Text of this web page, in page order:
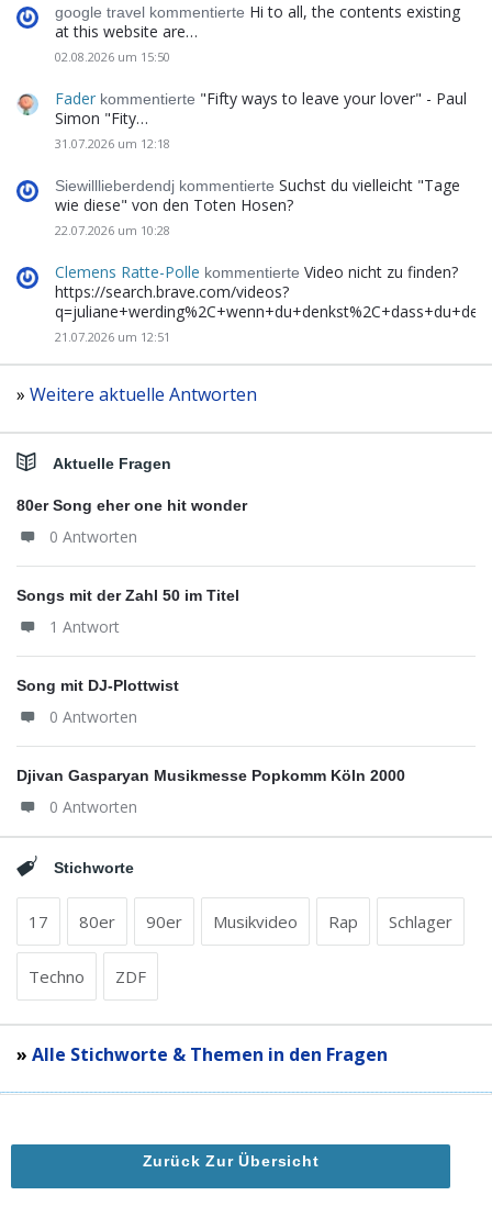
google travel kommentierte Hi to all, the contents existing
at this website are…
02.08.2026 um 15:50
Fader kommentierte "Fifty ways to leave your lover" - Paul
Simon "Fity…
31.07.2026 um 12:18
Siewilllieberdendj kommentierte Suchst du vielleicht "Tage
wie diese" von den Toten Hosen?
22.07.2026 um 10:28
Clemens Ratte-Polle kommentierte Video nicht zu finden?
https://search.brave.com/videos?
21.07.2026 um 12:51
» Weitere aktuelle Antworten
Aktuelle Fragen
80er Song eher one hit wonder
0 Antworten
Songs mit der Zahl 50 im Titel
1 Antwort
Song mit DJ-Plottwist
0 Antworten
Djivan Gasparyan Musikmesse Popkomm Köln 2000
0 Antworten
Stichworte
17 80er 90er Musikvideo Rap Schlager
Techno ZDF
» Alle Stichworte & Themen in den Fragen
Zurück Zur Übersicht